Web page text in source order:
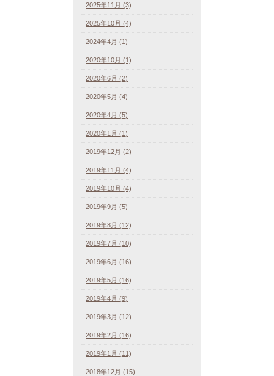
2025年11月 (3)
2025年10月 (4)
2024年4月 (1)
2020年10月 (1)
2020年6月 (2)
2020年5月 (4)
2020年4月 (5)
2020年1月 (1)
2019年12月 (2)
2019年11月 (4)
2019年10月 (4)
2019年9月 (5)
2019年8月 (12)
2019年7月 (10)
2019年6月 (16)
2019年5月 (16)
2019年4月 (9)
2019年3月 (12)
2019年2月 (16)
2019年1月 (11)
2018年12月 (15)